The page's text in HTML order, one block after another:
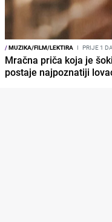
/MUZIKA/FILM/LEKTIRA I PRIJE 1
Mračna priča koja je
postaje najpoznatiji